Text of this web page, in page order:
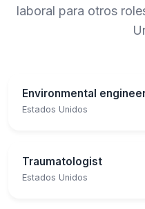
laboral para otros
Environmental
Estados Unidos
Traumatologist
Estados Unidos